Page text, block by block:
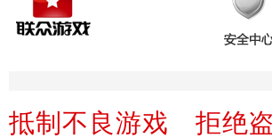
抵制不良游戏 拒绝